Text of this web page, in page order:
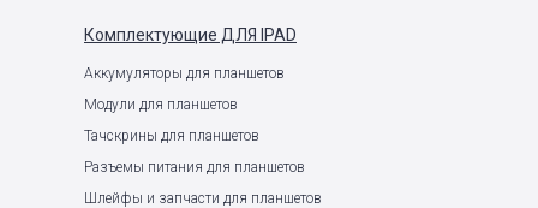
Комплектующие ДЛЯ IPAD
Аккумуляторы для планшетов
Модули для планшетов
Тачскрины для планшетов
Разъемы питания для планшетов
Шлейфы и запчасти для планшетов